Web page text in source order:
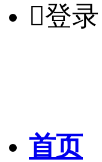
登录
首页